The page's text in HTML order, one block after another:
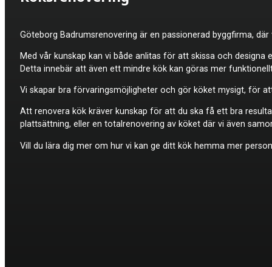
Göteborg Badrumsrenovering är en passionerad byggfirma,
Med vår kunskap kan vi både anlitas för att skissa och
Detta innebär att även ett mindre kök kan göras mer
Vi skapar bra förvaringsmöjligheter och gör köket mysigt, för
Att renovera kök kräver kunskap för att du ska få ett bra
plattsättning, eller en totalrenovering av köket där vi även
Vill du lära dig mer om hur vi kan ge ditt kök hemma mer